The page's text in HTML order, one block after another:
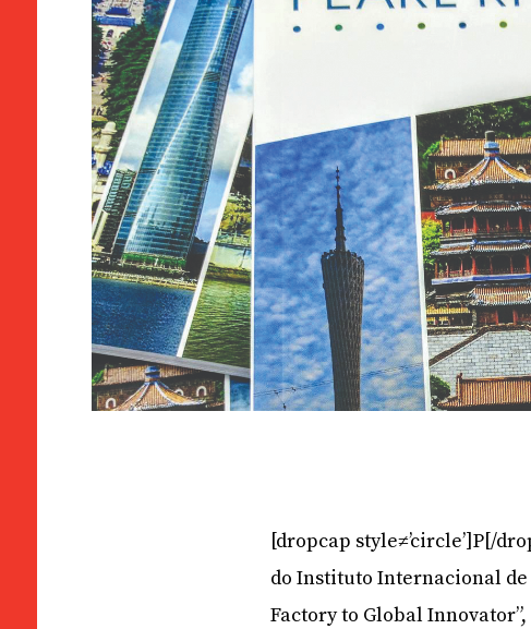
[dropcap style≠’circle’]P[/
do Instituto Internacional de
Factory to Global